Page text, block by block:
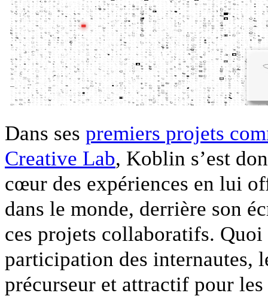
Dans ses premiers projets
Creative Lab, Koblin s’est
cœur des expériences en lui
dans le monde, derrière son
ces projets collaboratifs.
participation des internautes,
précurseur et attractif pour